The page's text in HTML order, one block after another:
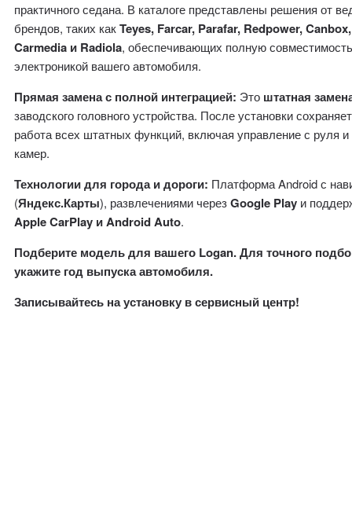
практичного седана. В каталоге представлены решения от
брендов, таких какTeyes, Farcar, Parafar, Redpower, Canbox,
Carmedia и Radiola, обеспечивающих полную
электроникой вашего автомобиля.
Прямая замена с полной интеграцией: Это штатная
заводского головного устройства. После установки
работа всех штатных функций, включая управление с руля и
камер.
Технологии для города и дороги: Платформа Android с
(Яндекс.Карты), развлечениями черезGoogle Play и
Apple CarPlay и Android Auto.
Подберите модель для вашего Logan. Для точного
укажите год выпуска автомобиля.
Записывайтесь на установку в сервисный центр!